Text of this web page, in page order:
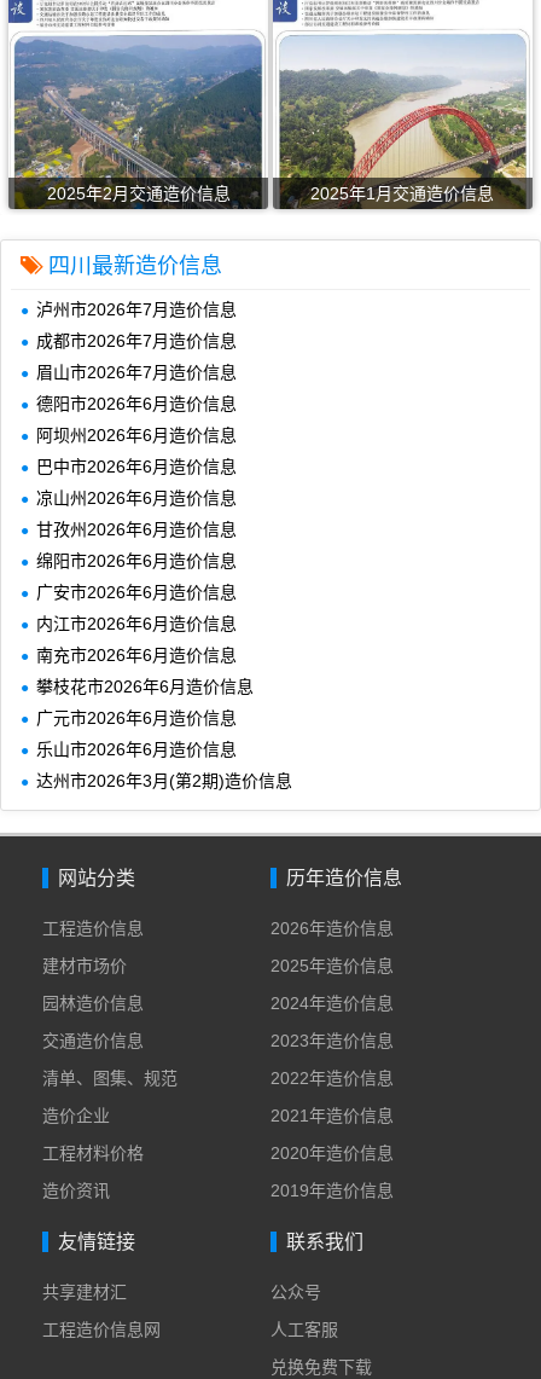
2025年2月交通造价信息 2025年1月交通造价信息
四川最新造价信息
泸州市2026年7月造价信息
成都市2026年7月造价信息
眉山市2026年7月造价信息
德阳市2026年6月造价信息
阿坝州2026年6月造价信息
巴中市2026年6月造价信息
凉山州2026年6月造价信息
甘孜州2026年6月造价信息
绵阳市2026年6月造价信息
广安市2026年6月造价信息
内江市2026年6月造价信息
南充市2026年6月造价信息
攀枝花市2026年6月造价信息
广元市2026年6月造价信息
乐山市2026年6月造价信息
达州市2026年3月(第2期)造价信息
网站分类
工程造价信息
建材市场价
园林造价信息
交通造价信息
清单、图集、规范
造价企业
工程材料价格
造价资讯
历年造价信息
2026年造价信息
2025年造价信息
2024年造价信息
2023年造价信息
2022年造价信息
2021年造价信息
2020年造价信息
2019年造价信息
友情链接
共享建材汇
工程造价信息网
联系我们
公众号
人工客服
兑换免费下载